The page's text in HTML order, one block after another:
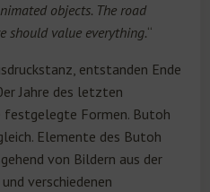
objects. The road
should value everything.“
entstanden Ende
Jahre des letzten
festgelegte Formen. Butoh
Elemente des Butoh
von Bildern aus der
verschiedenen